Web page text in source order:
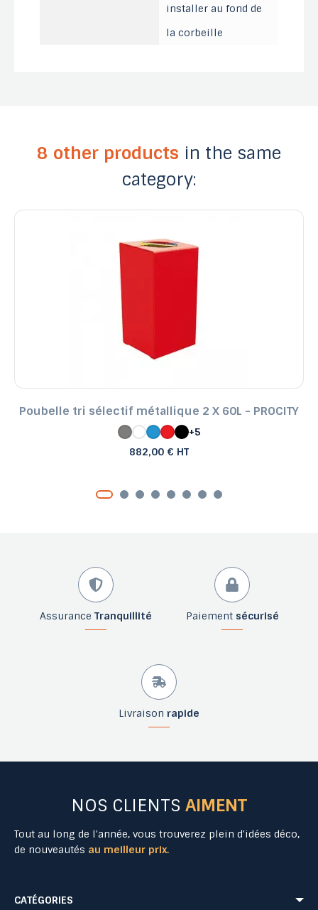
installer au fond de
la corbeille
8 other products in the same
category:
Poubelle tri sélectif métallique 2 X 60L - PROCITY
+5
882,00 € HT
Assurance Tranquillité Paiement sécurisé
Livraison rapide
NOS CLIENTS AIMENT
Tout au long de l'année, vous trouverez plein d'idées déco,
de nouveautés au meilleur prix.
CATÉGORIES